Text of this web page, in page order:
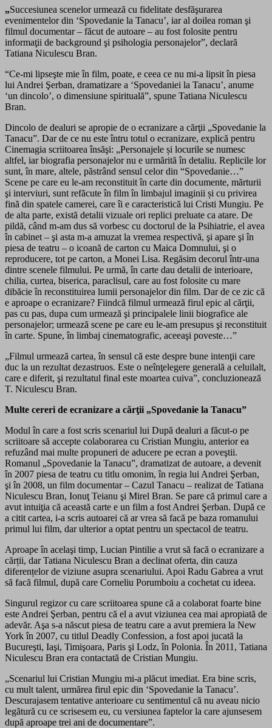
„Succesiunea scenelor urmează cu fidelitate desfăşurarea
evenimentelor din ‘Spovedanie la Tanacu’, iar al doilea roman şi
filmul documentar – făcut de autoare – au fost folosite pentru
informaţii de background şi psihologia personajelor”, declară
Tatiana Niculescu Bran.
“Ce-mi lipseşte mie în film, poate, e ceea ce nu mi-a lipsit în piesa
lui Andrei Şerban, dramatizare a ‘Spovedaniei la Tanacu’, anume
‘un dincolo’, o dimensiune spirituală”, spune Tatiana Niculescu
Bran.
Dincolo de dealuri se apropie de o ecranizare a cărţii „Spovedanie la
Tanacu”. Dar de ce nu este întru totul o ecranizare, explică pentru
Cinemagia scriitoarea însăşi: „Personajele și locurile se numesc
altfel, iar biografia personajelor nu e urmărită în detaliu. Replicile lor
sunt, în mare, altele, păstrând sensul celor din “Spovedanie…”
Scene pe care eu le-am reconstituit în carte din documente, mărturii
şi interviuri, sunt refăcute în film în limbajul imaginii și cu privirea
fină din spatele camerei, care îi e caracteristică lui Cristi Mungiu. Pe
de alta parte, există detalii vizuale ori replici preluate ca atare. De
pildă, când m-am dus să vorbesc cu doctorul de la Psihiatrie, el avea
în cabinet – şi asta m-a amuzat la vremea respectivă, şi apare şi în
piesa de teatru – o icoană de carton cu Maica Domnului, şi o
reproducere, tot pe carton, a Monei Lisa. Regăsim decorul într-una
dintre scenele filmului. Pe urmă, în carte dau detalii de interioare,
chilia, curtea, biserica, paraclisul, care au fost folosite cu mare
dibăcie în reconstituirea lumii personajelor din film. Dar de ce zic că
e aproape o ecranizare? Fiindcă filmul urmează firul epic al cărţii,
pas cu pas, dupa cum urmează şi principalele linii biografice ale
personajelor; urmează scene pe care eu le-am presupus şi reconstituit
în carte. Spune, în limbaj cinematografic, aceeaşi poveste…”
„Filmul urmează cartea, în sensul că este despre bune intenţii care
duc la un rezultat dezastruos. Este o neînţelegere generală a celuilalt,
care e diferit, şi rezultatul final este moartea cuiva”, concluzionează
T. Niculescu Bran.
Multe cereri de ecranizare a cărţii „Spovedanie la Tanacu”
Modul în care a fost scris scenariul lui După dealuri a făcut-o pe
scriitoare să accepte colaborarea cu Cristian Mungiu, anterior ea
refuzând mai multe propuneri de aducere pe ecran a poveştii.
Romanul „Spovedanie la Tanacu”, dramatizat de autoare, a devenit
în 2007 piesa de teatru cu titlu omonim, în regia lui Andrei Şerban,
şi în 2008, un film documentar – Cazul Tanacu – realizat de Tatiana
Niculescu Bran, Ionuţ Teianu şi Mirel Bran. Se pare că primul care a
avut intuiţia că această carte e un film a fost Andrei Şerban. După ce
a citit cartea, i-a scris autoarei că ar vrea să facă pe baza romanului
primul lui film, dar ulterior a optat pentru un spectacol de teatru.
Aproape în acelaşi timp, Lucian Pintilie a vrut să facă o ecranizare a
cărții, dar Tatiana Niculescu Bran a declinat oferta, din cauza
diferențelor de viziune asupra scenariului. Apoi Radu Gabrea a vrut
să facă filmul, după care Corneliu Porumboiu a cochetat cu ideea.
Singurul regizor cu care scriitoarea spune că a colaborat foarte bine
este Andrei Şerban, pentru că el a avut viziunea cea mai apropiată de
adevăr. Aşa s-a născut piesa de teatru care a avut premiera la New
York în 2007, cu titlul Deadly Confession, a fost apoi jucată la
Bucureşti, Iaşi, Timişoara, Paris şi Lodz, în Polonia. În 2011, Tatiana
Niculescu Bran era contactată de Cristian Mungiu.
„Scenariul lui Cristian Mungiu mi-a plăcut imediat. Era bine scris,
cu mult talent, urmărea firul epic din ‘Spovedanie la Tanacu’.
Descurajasem tentative anterioare cu sentimentul că nu aveau nicio
legătură cu ce scrisesem eu, cu versiunea faptelor la care ajunsesem
după aproape trei ani de documentare”.